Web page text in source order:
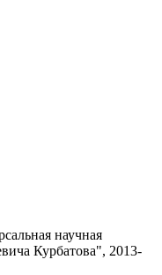
научная
Курбатова", 2013-